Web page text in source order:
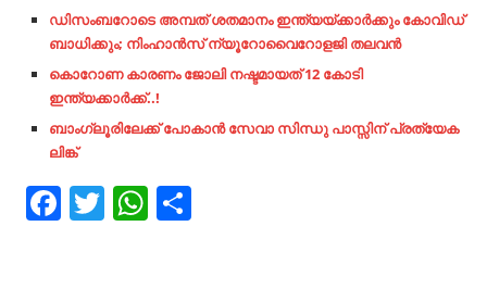
ഡിസംബറോടെ അമ്പത് ശതമാനം ഇന്ത്യയ്ക്കാര്‍ക്കും കോവിഡ്
ബാധിക്കും; നിംഹാന്‍സ് ന്യൂറോവൈറോളജി തലവന്‍
കൊറോണ കാരണം ജോലി നഷ്ടമായത് 12 കോടി
ഇന്ത്യക്കാർക്ക്..!
ബാംഗ്ലൂരിലേക്ക് പോകാൻ സേവാ സിന്ധു പാസ്സിന് പ്രത്യേക
ലിങ്ക്
Facebook
TwitterWhatsApp